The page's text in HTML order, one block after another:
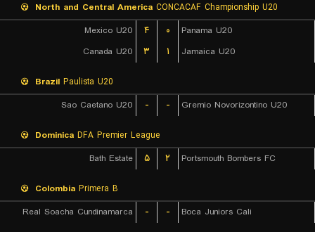
North and Central America CONCACAF Championship U20
Mexico U20
۴ ۰
Panama U20
Canada U20
۳ ۱ Jamaica U20
Brazil Paulista U20
Sao Caetano U20
- - Gremio Novorizontino U20
Dominica DFA Premier League
Bath Estate
۵ ۲ Portsmouth Bombers FC
Colombia Primera B
Real Soacha Cundinamarca
- - Boca Juniors Cali